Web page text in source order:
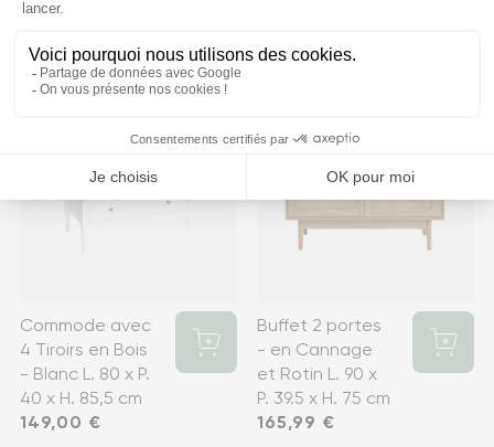
favorite
Commode avec
4 Tiroirs en Bois
- Blanc L. 80 x P.
40 x H. 85,5 cm
Prix
149,00 €
Buffet 2 portes
- en Cannage
et Rotin L. 90 x
P. 39.5 x H. 75 cm
Prix
165,99 €